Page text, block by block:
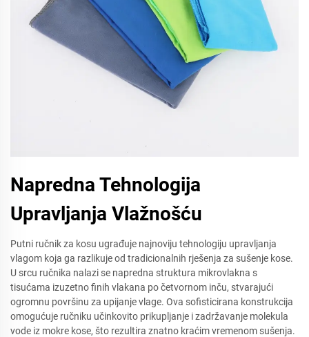
Napredna Tehnologija
Upravljanja Vlažnošću
Putni ručnik za kosu ugrađuje najnoviju tehnologiju upravljanja
vlagom koja ga razlikuje od tradicionalnih rješenja za sušenje kose.
U srcu ručnika nalazi se napredna struktura mikrovlakna s
tisućama izuzetno finih vlakana po četvornom inču, stvarajući
ogromnu površinu za upijanje vlage. Ova sofisticirana konstrukcija
omogućuje ručniku učinkovito prikupljanje i zadržavanje molekula
vode iz mokre kose, što rezultira znatno kraćim vremenom sušenja.